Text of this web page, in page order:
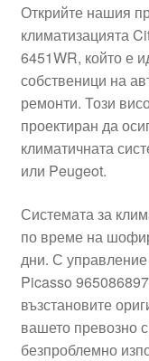
Количка
Контакт
Моята сметка
Политика за
Правила и
Процедура за
Открийте нашия
климатизацията
6451WR, който е
собственици на
ремонти. Този
проектиран да
климатичната
или Peugeot.
Системата за
по време на
дни. С
Picasso
възстановите
вашето превозно
безпроблемно